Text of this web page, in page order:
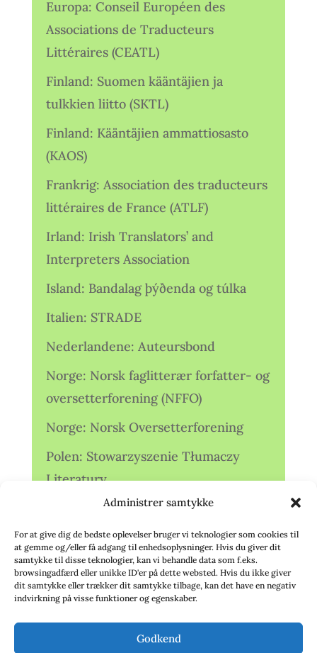
Administrer samtykke
For at give dig de bedste oplevelser bruger vi teknologier som cookies til
at gemme og/eller få adgang til enhedsoplysninger. Hvis du giver dit
samtykke til disse teknologier, kan vi behandle data som f.eks.
browsingadfærd eller unikke ID'er på dette websted. Hvis du ikke giver
dit samtykke eller trækker dit samtykke tilbage, kan det have en negativ
indvirkning på visse funktioner og egenskaber.
Godkend
Europa: Conseil Européen des
Associations de Traducteurs
Littéraires (CEATL)
Finland: Suomen kääntäjien ja
tulkkien liitto (SKTL)
Finland: Kääntäjien ammattiosasto
(KAOS)
Frankrig: Association des traducteurs
littéraires de France (ATLF)
Irland: Irish Translators’ and
Interpreters Association
Island: Bandalag þýðenda og túlka
Italien: STRADE
Nederlandene: Auteursbond
Norge: Norsk faglitterær forfatter- og
oversetterforening (NFFO)
Norge: Norsk Oversetterforening
Polen: Stowarzyszenie Tłumaczy
Literatury
Storbritannien: Translators
Association (TA)
Sverige: Översättarsektionen (Ö.)
Sverige: Översättarcentrum (ÖC)
deutschsprachiger Übersetzer (VdÜ)